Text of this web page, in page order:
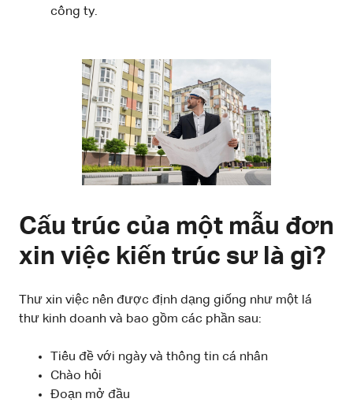
công ty.
Cấu trúc của một mẫu đơn
xin việc kiến trúc sư là gì?
Thư xin việc nên được định dạng giống như một lá
thư kinh doanh và bao gồm các phần sau:
Tiêu đề với ngày và thông tin cá nhân
Chào hỏi
Đoạn mở đầu